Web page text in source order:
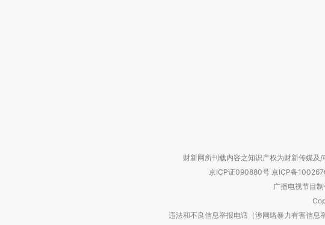
财新网所刊载内容之知识产权为财新传媒及
京ICP证090880号 京ICP备
广播电视节目
违法和不良信息举报电话（涉网络暴力有害信